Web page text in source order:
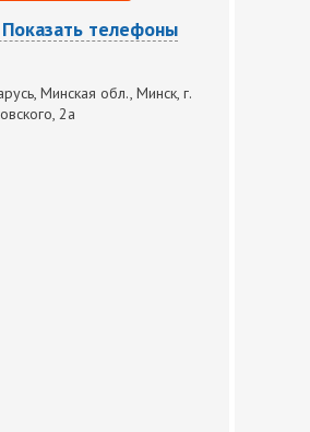
Показать телефоны
Минская обл., Минск, г.
2а